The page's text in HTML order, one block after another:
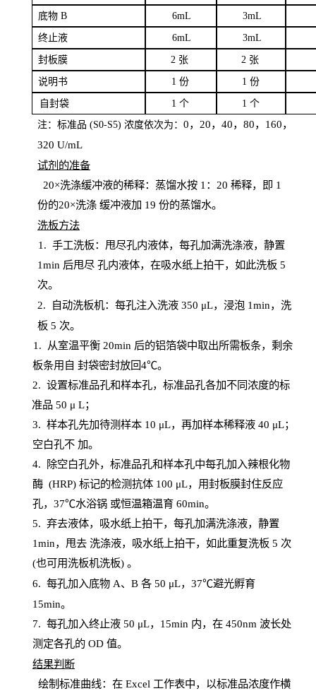
底物B 6mL 3mL
终止液 6mL 3mL
封板膜 2 张 2 张
说明书 1 份 1 份
自封袋 1 个 1 个
注：标准品 (S0-S5) 浓度依次为： 0，20，40，80，160，
320 U/mL
试剂的准备
20×洗涤缓冲液的稀释：蒸馏水按 1：20 稀释，即 1
份的20×洗涤 缓冲液加 19 份的蒸馏水。
洗板方法
1. 手工洗板：甩尽孔内液体，每孔加满洗涤液，静置
1min 后甩尽 孔内液体，在吸水纸上拍干，如此洗板 5
次。
2.
自动洗板机：每孔注入洗液 350 μL，浸泡 1min，洗
板 5 次。
1 . 从室温平衡 20min 后的铝箔袋中取出所需板条，剩余
板条用自 封袋密封放回4℃。
2. 设置标准品孔和样本孔，标准品孔各加不同浓度的标
准品 50 μ L；
3. 样本孔先加待测样本 10 μL，再加样本稀释液 40 μL；
空白孔不 加。
4.
除空白孔外，标准品孔和样本孔中每孔加入辣根化物
酶 (HRP) 标记的检测抗体 100 μL，用封板膜封住反应
孔， 37℃水浴锅 或恒温箱温育60min。
5. 弃去液体，吸水纸上拍干，每孔加满洗涤液，静置
1min，甩去 洗涤液，吸水纸上拍干，如此重复洗板 5 次
(也可用洗板机洗板) 。
6. 每孔加入底物A、B 各 50 μL，37℃避光孵育
15min。
7. 每孔加入终止液 50 μL， 15min 内，在450nm 波长处
测定各孔的 OD 值。
结果判断
绘制标准曲线：在 Excel 工作表中，以标准品浓度作横